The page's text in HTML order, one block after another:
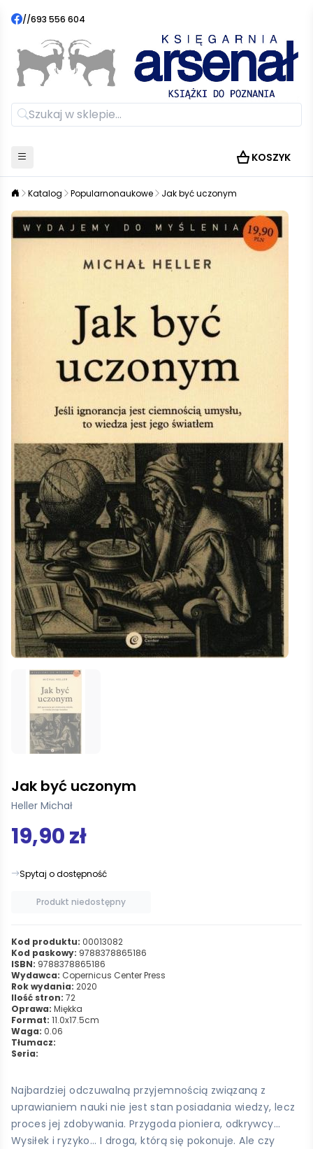
//693 556 604
KOSZYK
Katalog Popularnonaukowe Jak być uczonym
Jak być uczonym
Heller Michał
19,90 zł
Spytaj o dostępność
Produkt niedostępny
Kod produktu: 00013082
Kod paskowy: 9788378865186
ISBN: 9788378865186
Wydawca: Copernicus Center Press
Rok wydania: 2020
Ilość stron: 72
Oprawa: Miękka
Format: 11.0x17.5cm
Waga: 0.06
Tłumacz:
Seria:
Najbardziej odczuwalną przyjemnością związaną z
uprawianiem nauki nie jest stan posiadania wiedzy, lecz
proces jej zdobywania. Przygoda pioniera, odkrywcy...
Wysiłek i ryzyko... I droga, którą się pokonuje. Ale czy